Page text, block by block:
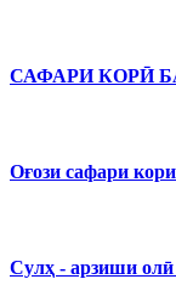
САФАРИ КОРӢ
Оғози сафари
Сулҳ - арзиши олӣ